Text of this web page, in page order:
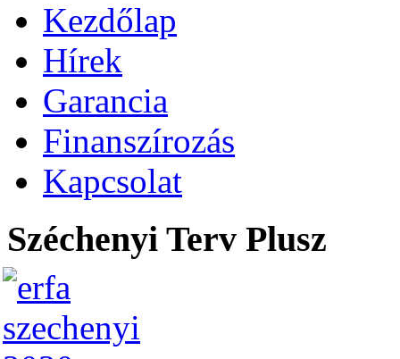
Kezdőlap
Hírek
Garancia
Finanszírozás
Kapcsolat
Széchenyi Terv Plusz